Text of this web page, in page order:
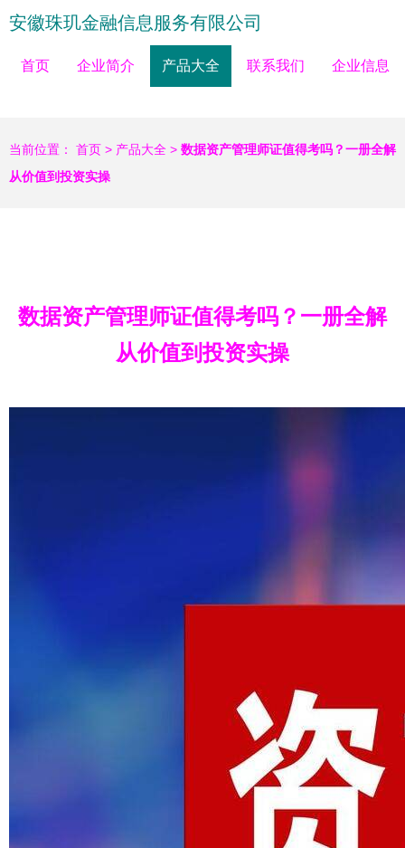
安徽珠玑金融信息服务有限公司
首页 企业简介 产品大全 联系我们 企业信息
当前位置： 首页 > 产品大全 > 数据资产管理师证值得考吗？一册全解
从价值到投资实操
数据资产管理师证值得考吗？一册全解
从价值到投资实操